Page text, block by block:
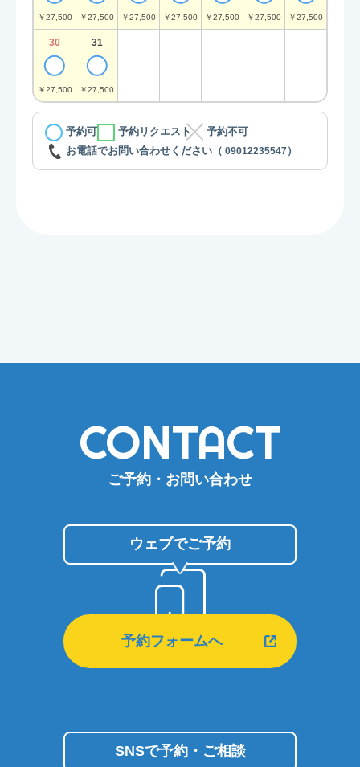
￥27,500 ￥27,500 ￥27,500 ￥27,500 ￥27,500 ￥27,500 ￥27,500
30
￥27,500
31
￥27,500
予約可 予約リクエスト
予約不可
お電話でお問い合わせください（ 09012235547）
CONTACT
ご予約・お問い合わせ
ウェブでご予約
予約フォームへ
SNSで予約・ご相談